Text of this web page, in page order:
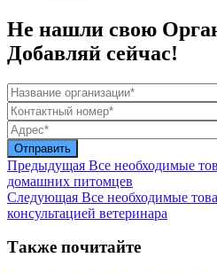
Не нашли свою
Добавляй сейчас!
Предыдущая Все необходимые
домашних питомцев
Следующая Все необходимые
консультацией ветеринара
Также почитайте